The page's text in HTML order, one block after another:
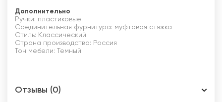
Дополнительно
Ручки: пластиковые
Соединительная фурнитура: муфтовая стяжка
Стиль: Классический
Страна производства: Россия
Тон мебели: Темный
Отзывы (0)